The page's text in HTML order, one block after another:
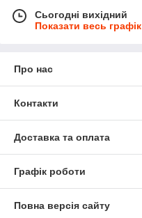
Сьогодні вихідний
Показати весь
Про нас
Контакти
Доставка та оплата
Графік роботи
Повна версія сайту